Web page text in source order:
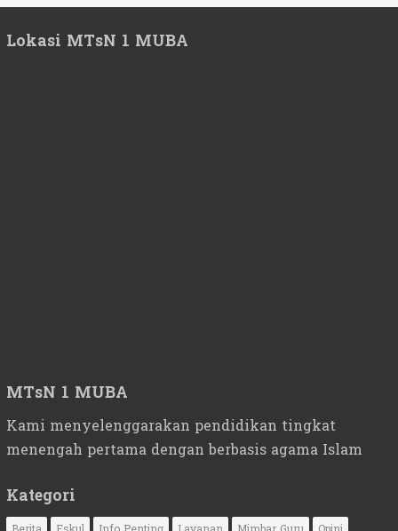
Lokasi MTsN 1 MUBA
MTsN 1 MUBA
Kami menyelenggarakan pendidikan tingkat
menengah pertama dengan berbasis agama Islam
Kategori